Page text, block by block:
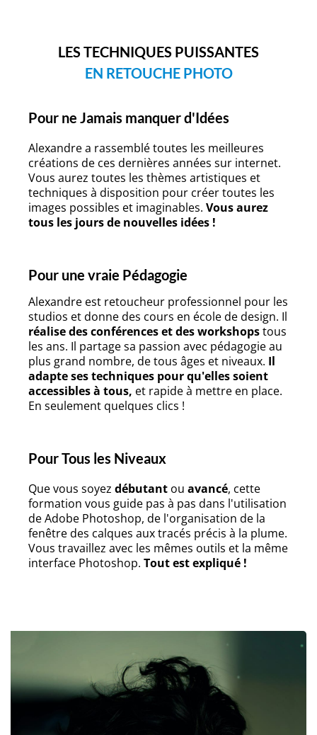
LES TECHNIQUES PUISSANTES
EN RETOUCHE PHOTO
Pour ne Jamais manquer d'Idées
Alexandre a rassemblé toutes les meilleures
créations de ces dernières années sur internet.
Vous aurez toutes les thèmes artistiques et
techniques à disposition pour créer toutes les
images possibles et imaginables. Vous aurez
tous les jours de nouvelles idées !
Pour une vraie Pédagogie
Alexandre est retoucheur professionnel pour les
studios et donne des cours en école de design. Il
réalise des conférences et des workshopstous
les ans. Il partage sa passion avec pédagogie au
plus grand nombre, de tous âges et niveaux. Il
adapte ses techniques pour qu'elles soient
accessibles à tous, et rapide à mettre en place.
En seulement quelques clics !
Pour Tous les Niveaux
Que vous soyez débutant ou avancé, cette
formation vous guide pas à pas dans l'utilisation
de Adobe Photoshop, de l'organisation de la
fenêtre des calques aux tracés précis à la plume.
Vous travaillez avec les mêmes outils et la même
interface Photoshop. Tout est expliqué !